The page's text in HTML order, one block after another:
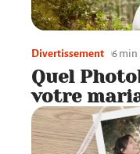
Divertissement 6 min
Quel
votre